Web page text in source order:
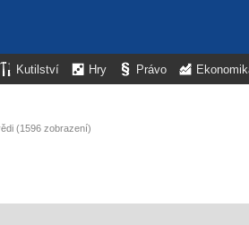
Kutilství Hry Právo
(1596 zobrazení)